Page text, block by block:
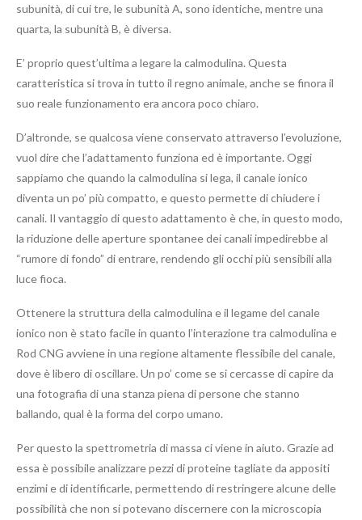
subunità, di cui tre, le subunità A, sono identiche, mentre una
quarta, la subunità B, è diversa.
E’ proprio quest’ultima a legare la calmodulina. Questa
caratteristica si trova in tutto il regno animale, anche se finora il
suo reale funzionamento era ancora poco chiaro.
D’altronde, se qualcosa viene conservato attraverso l’evoluzione,
vuol dire che l’adattamento funziona ed è importante. Oggi
sappiamo che quando la calmodulina si lega, il canale ionico
diventa un po’ più compatto, e questo permette di chiudere i
canali. Il vantaggio di questo adattamento è che, in questo modo,
la riduzione delle aperture spontanee dei canali impedirebbe al
“rumore di fondo” di entrare, rendendo gli occhi più sensibili alla
luce fioca.
Ottenere la struttura della calmodulina e il legame del canale
ionico non è stato facile in quanto l’interazione tra calmodulina e
Rod CNG avviene in una regione altamente flessibile del canale,
dove è libero di oscillare. Un po’ come se si cercasse di capire da
una fotografia di una stanza piena di persone che stanno
ballando, qual è la forma del corpo umano.
Per questo la spettrometria di massa ci viene in aiuto. Grazie ad
essa è possibile analizzare pezzi di proteine tagliate da appositi
enzimi e di identificarle, permettendo di restringere alcune delle
possibilità che non si potevano discernere con la microscopia